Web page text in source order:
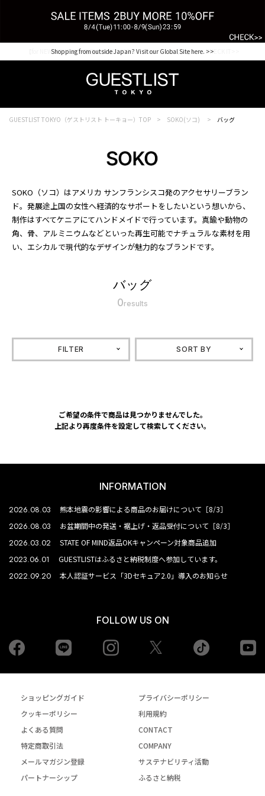
Shopping from outside Japan? Visit our Global Site here. >>
【for NEW MEMBER】新規会員様1000Point Present Campaign CHECK IT>>
GUESTLIST TOKYO（ゲストリスト トーキョー）TOP SOKO(ソコ) バッグ
SOKO（ソコ）はアメリカ サンフランシスコ発のアクセサリーブラン
ド。発展途上国の女性へ経済的なサポートをしたいという想いから、
制作はすべてケニアにてハンドメイドで行っています。真鍮や動物の
角、骨、アルミニウムなどといった再生可能でナチュラルな素材を用
い、エシカルで現代的なデザインが魅力的なブランドです。
バッグ
0results
FILTER SORT BY
ご希望の条件で商品は見つかりませんでした。
上記より再度条件を設定して検索してください。
INFORMATION
2026.08.03 熊本地震の影響による商品のお届けについて［8/3］
2026.08.03 お盆期間中の発送・裾上げ・返品受付について［8/3］
2026.03.02 STATE OF MIND返品OKキャンペーン対象商品追加
2023.06.01 GUESTLISTはふるさと納税制度へ参加しています。
2022.09.20 本人認証サービス「3Dセキュア2.0」導入のお知らせ
FOLLOW US ON
Facebook Instagram tiktok
ショッピングガイド
プライバシーポリシー
クッキーポリシー
利用規約
よくある質問
CONTACT
特定商取引法
COMPANY
メールマガジン登録
サステナビリティ活動
パートナーシップ
ふるさと納税